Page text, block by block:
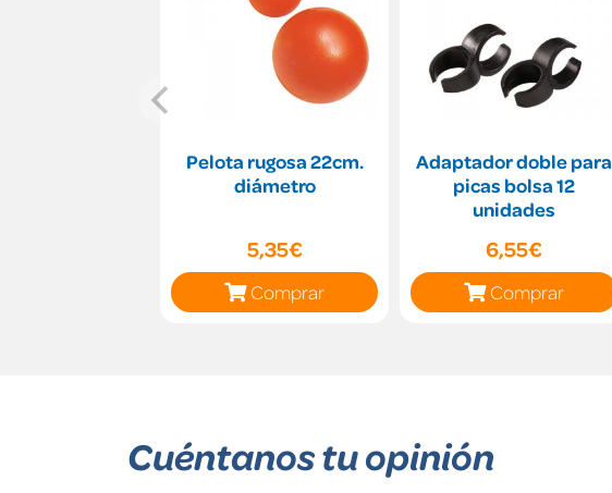
Pelota rugosa 22cm.
diámetro
5,35€
Comprar
Adaptador doble para
picas bolsa 12
unidades
6,55€
Comprar
Cuéntanos tu opinión